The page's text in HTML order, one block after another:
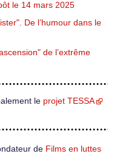
le 14 mars 2025
De l’humour dans le
de l’extrême
le projet TESSA
de Films en luttes